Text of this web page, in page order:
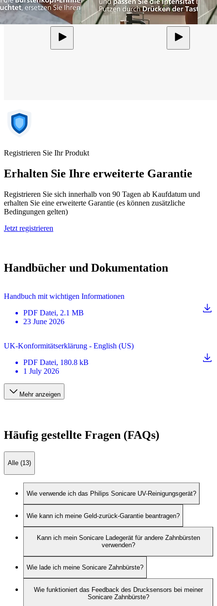
Registrieren Sie Ihr Produkt
Erhalten Sie Ihre erweiterte Garantie
Registrieren Sie sich innerhalb von 90 Tagen ab Kaufdatum und
erhalten Sie eine erweiterte Garantie (es können zusätzliche
Bedingungen gelten)
Jetzt registrieren
Handbücher und Dokumentation
Handbuch mit wichtigen Informationen
PDF Datei, 2.1 MB
23 June 2026
UK-Konformitätserklärung - English (US)
PDF Datei, 180.8 kB
1 July 2026
Mehr anzeigen
Häufig gestellte Fragen (FAQs)
Alle (13)
Wie verwende ich das Philips Sonicare UV-Reinigungsgerät?
Wie kann ich meine Geld-zurück-Garantie beantragen?
Kann ich mein Sonicare Ladegerät für andere Zahnbürsten
verwenden?
Wie lade ich meine Sonicare Zahnbürste?
Wie funktioniert das Feedback des Drucksensors bei meiner
Sonicare Zahnbürste?